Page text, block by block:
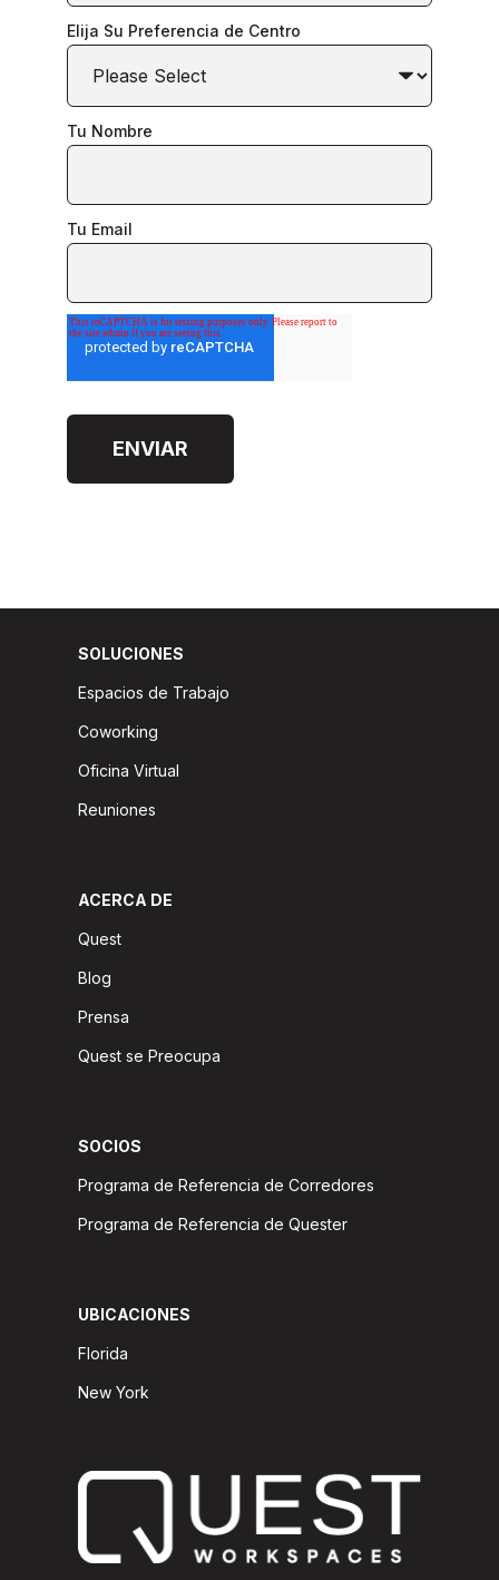
Elija Su Preferencia de Centro
Tu Nombre
Tu Email
SOLUCIONES
Espacios de Trabajo
Coworking
Oficina Virtual
Reuniones
ACERCA DE
Quest
Blog
Prensa
Quest se Preocupa
SOCIOS
Programa de Referencia de Corredores
Programa de Referencia de Quester
UBICACIONES
Florida
New York